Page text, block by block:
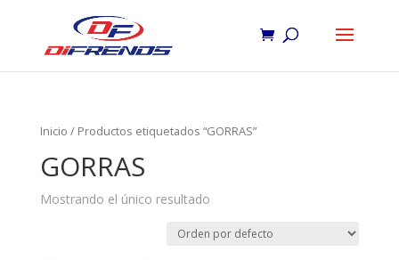
Inicio / Productos etiquetados “GORRAS”
GORRAS
Mostrando el único resultado